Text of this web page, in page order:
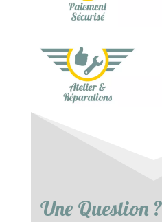
Une Question